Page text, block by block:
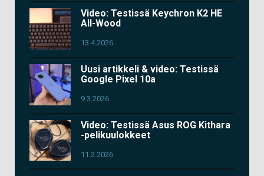
Video: Testissä Keychron K2 HE
All-Wood
13.4.2026
Uusi artikkeli & video: Testissä
Google Pixel 10a
9.3.2026
Video: Testissä Asus ROG Kithara
-pelikuulokkeet
11.2.2026